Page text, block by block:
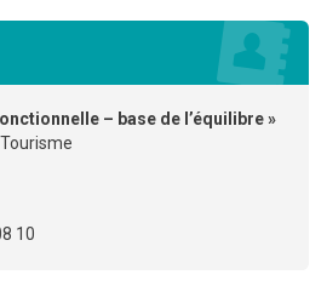
– base de l’équilibre »
10